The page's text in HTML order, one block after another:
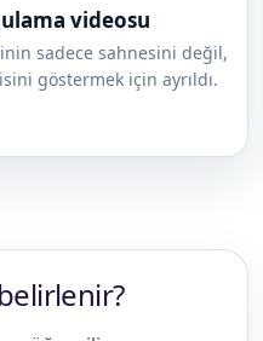
videosu
sadece sahnesini değil,
göstermek için ayrıldı.